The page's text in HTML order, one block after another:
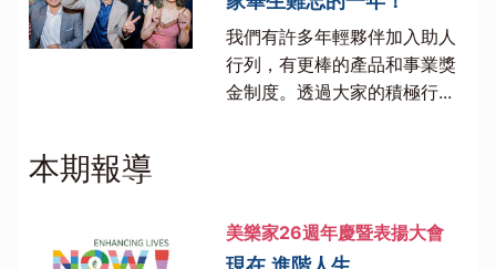
我們有許多年輕夥伴加入助人
行列，有更棒的產品和事業獎
金制度。透過大家的積極行...
本期報導
美樂家26週年慶暨表揚大會